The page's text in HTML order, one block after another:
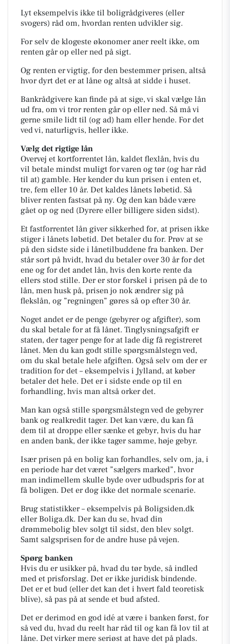
Lyt eksempelvis ikke til boligrådgiveres (eller
svogers) råd om, hvordan renten udvikler sig.
For selv de klogeste økonomer aner reelt ikke, om
renten går op eller ned på sigt.
Og renten er vigtig, for den bestemmer prisen, altså
hvor dyrt det er at låne og altså at sidde i huset.
Bankrådgivere kan finde på at sige, vi skal vælge lån
ud fra, om vi tror renten går op eller ned. Så må vi
gerne smile lidt til (og ad) ham eller hende. For det
ved vi, naturligvis, heller ikke.
Vælg det rigtige lån
Overvej et kortforrentet lån, kaldet flexlån, hvis du
vil betale mindst muligt for varen og tør (og har råd
til at) gamble. Her kender du kun prisen i enten et,
tre, fem eller 10 år. Det kaldes lånets løbetid. Så
bliver renten fastsat på ny. Og den kan både være
gået op og ned (Dyrere eller billigere siden sidst).
Et fastforrentet lån giver sikkerhed for, at prisen ikke
stiger i lånets løbetid. Det betaler du for. Prøv at se
på den sidste side i lånetilbuddene fra banken. Der
står sort på hvidt, hvad du betaler over 30 år for det
ene og for det andet lån, hvis den korte rente da
ellers stod stille. Der er stor forskel i prisen på de to
lån, men husk på, prisen jo nok ændrer sig på
flekslån, og ”regningen” gøres så op efter 30 år.
Noget andet er de penge (gebyrer og afgifter), som
du skal betale for at få lånet. Tinglysningsafgift er
staten, der tager penge for at lade dig få registreret
lånet. Men du kan godt stille spørgsmålstegn ved,
om du skal betale hele afgiften. Også selv om der er
tradition for det – eksempelvis i Jylland, at køber
betaler det hele. Det er i sidste ende op til en
forhandling, hvis man altså orker det.
Man kan også stille spørgsmålstegn ved de gebyrer
bank og realkredit tager. Det kan være, du kan få
dem til at droppe eller sænke et gebyr, hvis du har
en anden bank, der ikke tager samme, høje gebyr.
Især prisen på en bolig kan forhandles, selv om, ja, i
en periode har det været ”sælgers marked”, hvor
man indimellem skulle byde over udbudspris for at
få boligen. Det er dog ikke det normale scenarie.
Brug statistikker – eksempelvis på Boligsiden.dk
eller Boliga.dk. Der kan du se, hvad din
drømmebolig blev solgt til sidst, den blev solgt.
Samt salgsprisen for de andre huse på vejen.
Spørg banken
Hvis du er usikker på, hvad du tør byde, så indled
med et prisforslag. Det er ikke juridisk bindende.
Det er et bud (eller det kan det i hvert fald teoretisk
blive), så pas på at sende et bud afsted.
Det er derimod en god idé at være i banken først, for
så ved du, hvad du reelt har råd til og kan få lov til at
låne. Det virker mere seriøst at have det på plads.